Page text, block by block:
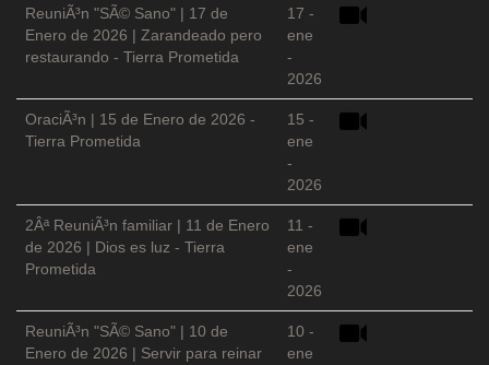
ReuniÃ³n "SÃ© Sano" | 17 de
Enero de 2026 | Zarandeado pero
restaurando - Tierra Prometida
17 -
ene
-
2026
OraciÃ³n | 15 de Enero de 2026 -
Tierra Prometida
15 -
ene
-
2026
2Âª ReuniÃ³n familiar | 11 de Enero
de 2026 | Dios es luz - Tierra
Prometida
11 -
ene
-
2026
ReuniÃ³n "SÃ© Sano" | 10 de
Enero de 2026 | Servir para reinar
10 -
ene